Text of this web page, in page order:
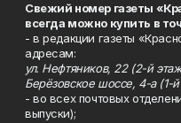
Свежий номер газеты
всегда можно купить в
- в редакции газеты
адресам:
ул. Нефтяников, 22 (2-й
Берёзовское шоссе, 4-а (1-
- во всех почтовых
выпуски);